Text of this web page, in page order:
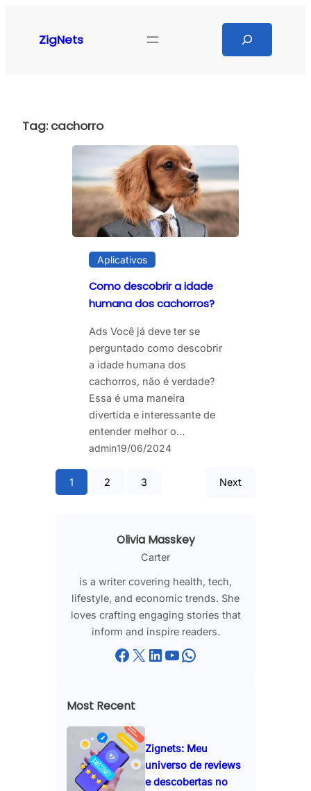
ZigNets
Tag:cachorro
Aplicativos
Como descobrir a idade
humana dos cachorros?
Ads Você já deve ter se
perguntado como descobrir
a idade humana dos
cachorros, não é verdade?
Essa é uma maneira
divertida e interessante de
entender melhor o…
admin19/06/2024
1 2 3 Next
Olivia Masskey
Carter
is a writer covering health, tech,
lifestyle, and economic trends. She
loves crafting engaging stories that
inform and inspire readers.
Facebook X LinkedIn YouTube WhatsApp
Most Recent
Zignets: Meu
universo de reviews
e descobertas no